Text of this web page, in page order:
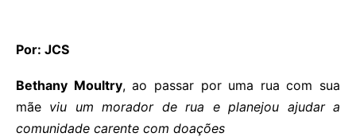
Por: JCS
Bethany Moultry, ao passar por uma rua com sua
mãe viu um morador de rua e planejou ajudar a
comunidade carente com doações